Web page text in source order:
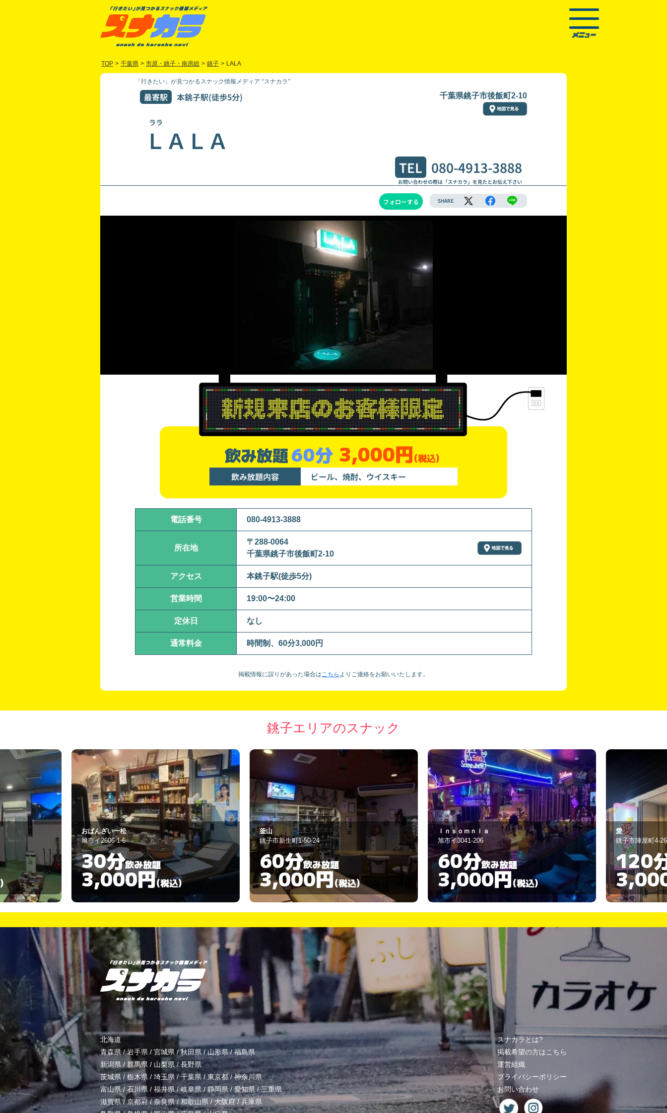
TOP > 千葉県 > 市原・銚子・南房総 > 銚子 > LALA
「行きたい」が見つかるスナック情報メディア “スナカラ”
最寄駅 本銚子駅(徒歩5分) 千葉県銚子市後飯町2-10
ララ
ＬＡＬＡ
TEL 080-4913-3888
お問い合わせの際は「スナカラ」を見たとお伝え下さい
フォローする SHARE
飲み放題60分 3,000円(税込)
飲み放題内容 ビール、焼酎、ウイスキー
電話番号 080-4913-3888
所在地
〒288-0064
千葉県銚子市後飯町2-10
アクセス 本銚子駅(徒歩5分)
営業時間 19:00〜24:00
定休日 なし
通常料金 時間制、60分3,000円
掲載情報に誤りがあった場合はこちら より ご連絡をお願いいたします。
銚子エリアのスナック
釜山
銚子市新生町1-50-24
60分飲み放題
3,000円(税込)
Ｉｎｓｏｍｎｉａ
旭市イ3041-206
60分飲み放題
3,000円(税込)
愛
銚子市陣屋町4-26
120分飲み放題
3,000円(税込)
いざっく 夢叶
銚子市本城町4-
90分
北海道
青森県/岩手県 / 宮城県 /秋田県 /山形県/福島県
新潟県 / 群馬県 / 山梨県/長野県
茨城県 / 栃木県 / 埼玉県/ 千葉県 /東京都/神奈川県
富山県/ 石川県 / 福井県/岐阜県/静岡県/ 愛知県 / 三重県
滋賀県/京都府/奈良県/和歌山県 /大阪府/兵庫県
スナカラとは?
掲載希望の方はこちら
運営組織
プライバシーポリシー
お問い合わせ